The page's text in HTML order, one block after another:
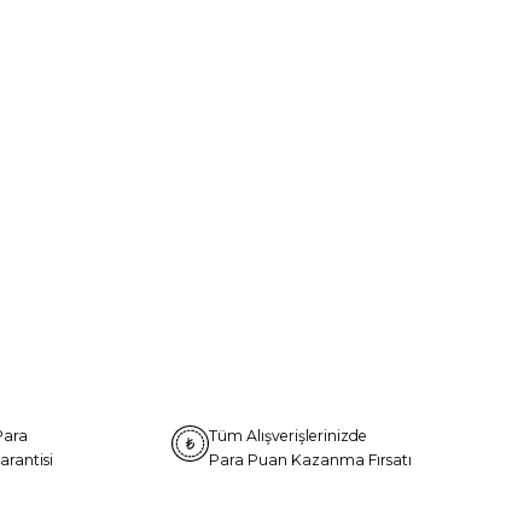
Tüm Alışverişlerinizde
Para Puan Kazanma Fırsatı